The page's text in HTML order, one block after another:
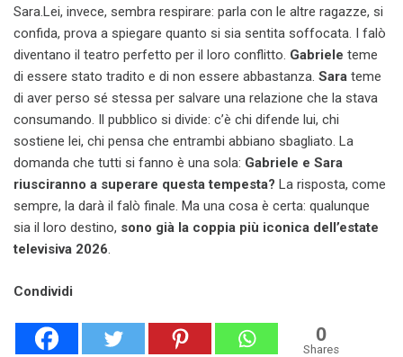
Sara.Lei, invece, sembra respirare: parla con le altre ragazze, si
confida, prova a spiegare quanto si sia sentita soffocata. I falò
diventano il teatro perfetto per il loro conflitto. Gabriele teme
di essere stato tradito e di non essere abbastanza. Sara teme
di aver perso sé stessa per salvare una relazione che la stava
consumando. Il pubblico si divide: c’è chi difende lui, chi
sostiene lei, chi pensa che entrambi abbiano sbagliato. La
domanda che tutti si fanno è una sola: Gabriele e Sara
riusciranno a superare questa tempesta? La risposta, come
sempre, la darà il falò finale. Ma una cosa è certa: qualunque
sia il loro destino, sono già la coppia più iconica dell’estate
televisiva 2026.
Condividi
0
Shares